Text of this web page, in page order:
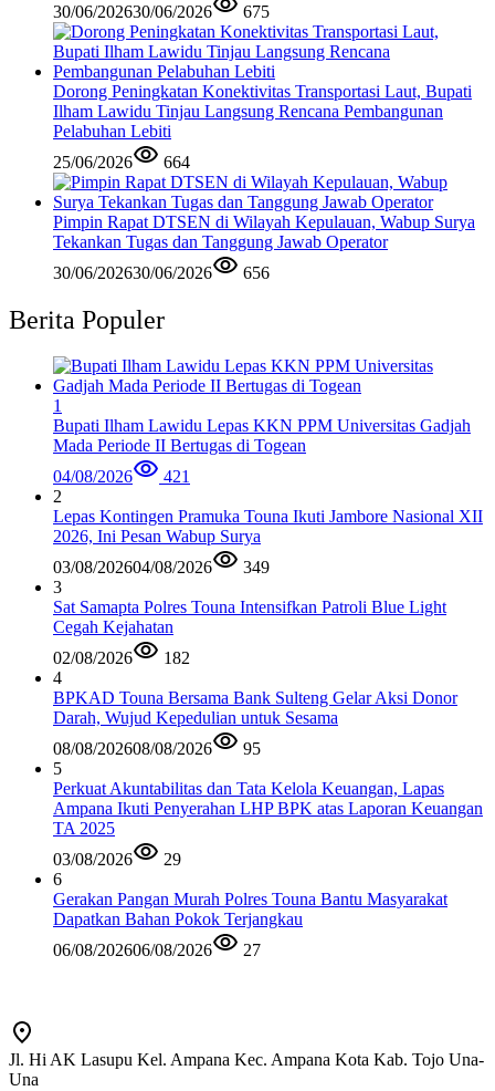
30/06/202630/06/2026 675
Dorong Peningkatan Konektivitas Transportasi Laut, Bupati
Ilham Lawidu Tinjau Langsung Rencana Pembangunan
Pelabuhan Lebiti
25/06/2026
664
Pimpin Rapat DTSEN di Wilayah Kepulauan, Wabup Surya
Tekankan Tugas dan Tanggung Jawab Operator
30/06/202630/06/2026 656
Berita Populer
1
Bupati Ilham Lawidu Lepas KKN PPM Universitas Gadjah
Mada Periode II Bertugas di Togean
04/08/2026
421
2
Lepas Kontingen Pramuka Touna Ikuti Jambore Nasional XII
2026, Ini Pesan Wabup Surya
03/08/202604/08/2026
349
3
Sat Samapta Polres Touna Intensifkan Patroli Blue Light
Cegah Kejahatan
02/08/2026
182
4
BPKAD Touna Bersama Bank Sulteng Gelar Aksi Donor
Darah, Wujud Kepedulian untuk Sesama
08/08/202608/08/2026
95
5
Perkuat Akuntabilitas dan Tata Kelola Keuangan, Lapas
Ampana Ikuti Penyerahan LHP BPK atas Laporan Keuangan
TA 2025
03/08/2026
29
6
Gerakan Pangan Murah Polres Touna Bantu Masyarakat
Dapatkan Bahan Pokok Terjangkau
06/08/202606/08/2026 27
Jl. Hi AK Lasupu Kel. Ampana Kec. Ampana Kota Kab. Tojo Una-
Una